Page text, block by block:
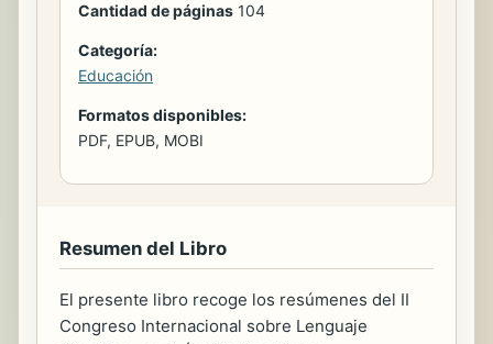
Cantidad de páginas 104
Categoría:
Educación
Formatos disponibles:
PDF, EPUB, MOBI
Resumen del Libro
El presente libro recoge los resúmenes del II
Congreso Internacional sobre Lenguaje